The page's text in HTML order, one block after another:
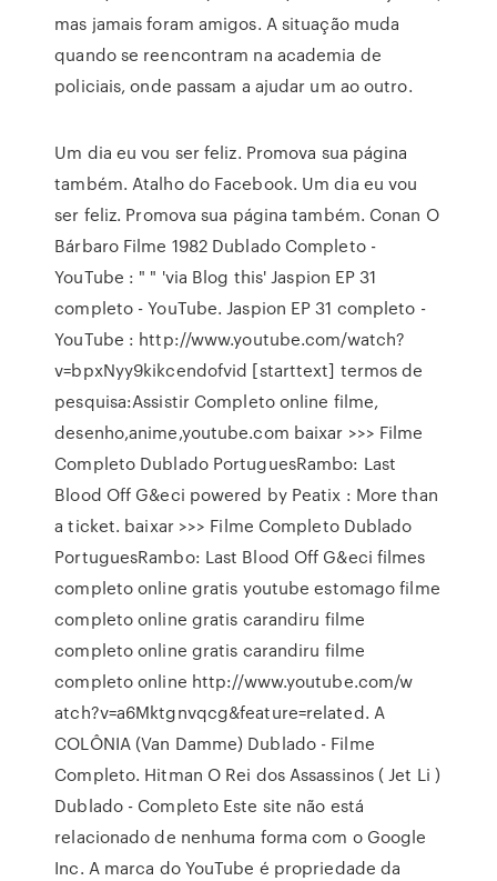
mas jamais foram amigos. A situação muda
quando se reencontram na academia de
policiais, onde passam a ajudar um ao outro.
Um dia eu vou ser feliz. Promova sua página
também. Atalho do Facebook. Um dia eu vou
ser feliz. Promova sua página também. Conan O
Bárbaro Filme 1982 Dublado Completo -
YouTube : " " 'via Blog this' Jaspion EP 31
completo - YouTube. Jaspion EP 31 completo -
YouTube : http://www.youtube.com/watch?
v=bpxNyy9kikcendofvid [starttext] termos de
pesquisa:Assistir Completo online filme,
desenho,anime,youtube.com baixar >>> Filme
Completo Dublado PortuguesRambo: Last
Blood Off G&eci powered by Peatix : More than
a ticket. baixar >>> Filme Completo Dublado
PortuguesRambo: Last Blood Off G&eci filmes
completo online gratis youtube estomago filme
completo online gratis carandiru filme
completo online gratis carandiru filme
completo online http://www.youtube.com/w
atch?v=a6Mktgnvqcg&feature=related. A
COLÔNIA (Van Damme) Dublado - Filme
Completo. Hitman O Rei dos Assassinos ( Jet Li )
Dublado - Completo Este site não está
relacionado de nenhuma forma com o Google
Inc. A marca do YouTube é propriedade da